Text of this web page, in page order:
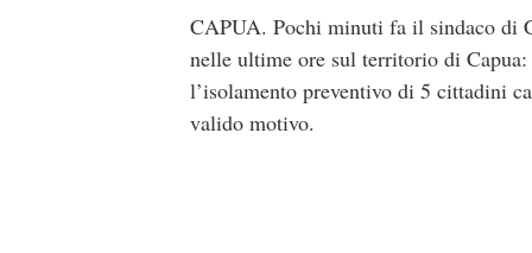
CAPUA. Pochi minuti fa il sindaco di
nelle ultime ore sul territorio di
l’isolamento preventivo di 5 cittadini
valido motivo.